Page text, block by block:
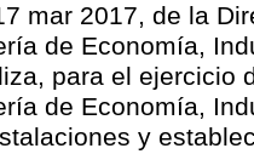
mar 2017, de la
de Economía,
para el ejercicio
de Economía,
y